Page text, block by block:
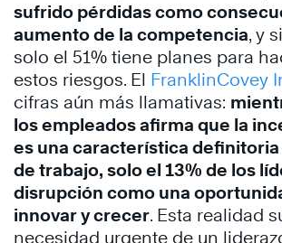
sufrido pérdidas como
aumento de la competencia, y
solo el 51% tiene planes para
estos riesgos. El FranklinCovey
cifras aún más llamativas:
los empleados afirma que la
es una característica definitoria
de trabajo, solo el 13% de los
disrupción como una
innovar y crecer. Esta realidad
necesidad urgente de un